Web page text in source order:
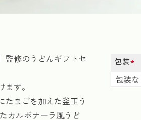
監修のうどんギフトセ
す。
たまごを加えた釜玉う
カルボナーラ風うど
包装
(必
須)